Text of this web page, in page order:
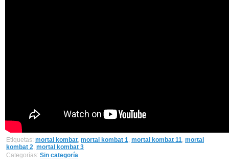
Etiquetas: mortal kombat, mortal kombat 1, mortal kombat 11, mortal
kombat 2, mortal kombat 3
Categorías: Sin categoría